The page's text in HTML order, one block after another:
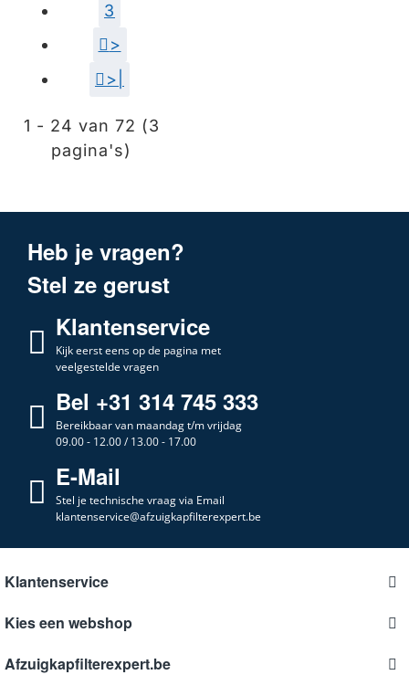
3
>
>|
1 - 24 van 72 (3
pagina's)
Heb je vragen?
Stel ze gerust
Klantenservice
Kijk eerst eens op de pagina met
veelgestelde vragen
Bel +31 314 745 333
Bereikbaar van maandag t/m vrijdag
09.00 - 12.00 / 13.00 - 17.00
E-Mail
Stel je technische vraag via Email
klantenservice@afzuigkapfilterexpert.be
Klantenservice
Kies een webshop
Afzuigkapfilterexpert.be